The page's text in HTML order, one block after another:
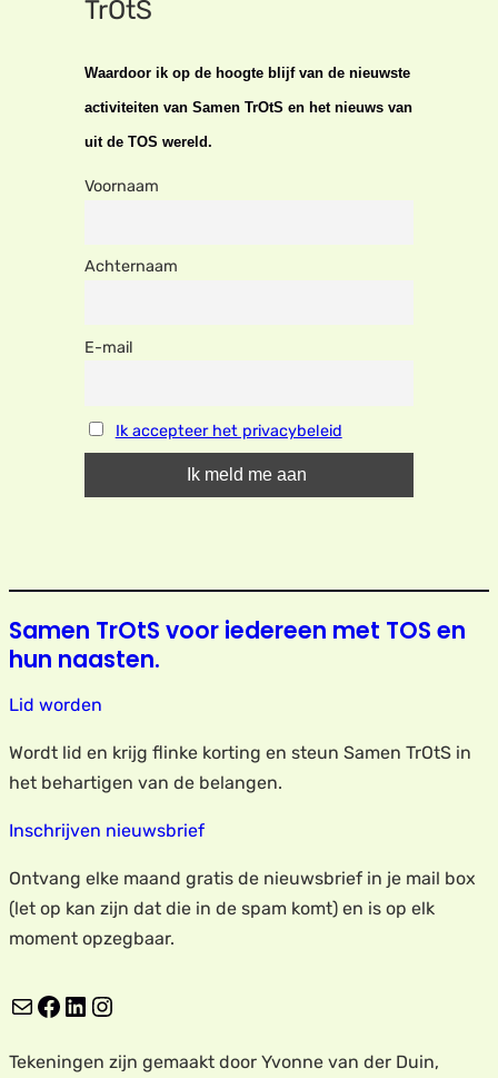
TrOtS
Waardoor ik op de hoogte blijf van de nieuwste
activiteiten van Samen TrOtS en het nieuws van
uit de TOS wereld.
Voornaam
Achternaam
E-mail
Ik accepteer het privacybeleid
Samen TrOtS voor iedereen met TOS en
hun naasten.
Lid worden
Wordt lid en krijg flinke korting en steun Samen TrOtS in
het behartigen van de belangen.
Inschrijven nieuwsbrief
Ontvang elke maand gratis de nieuwsbrief in je mail box
(let op kan zijn dat die in de spam komt) en is op elk
moment opzegbaar.
E-mail Facebook LinkedIn Instagram
Tekeningen zijn gemaakt door Yvonne van der Duin,